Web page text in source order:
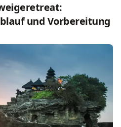
und Vorbereitung
für Retreat-Reisende